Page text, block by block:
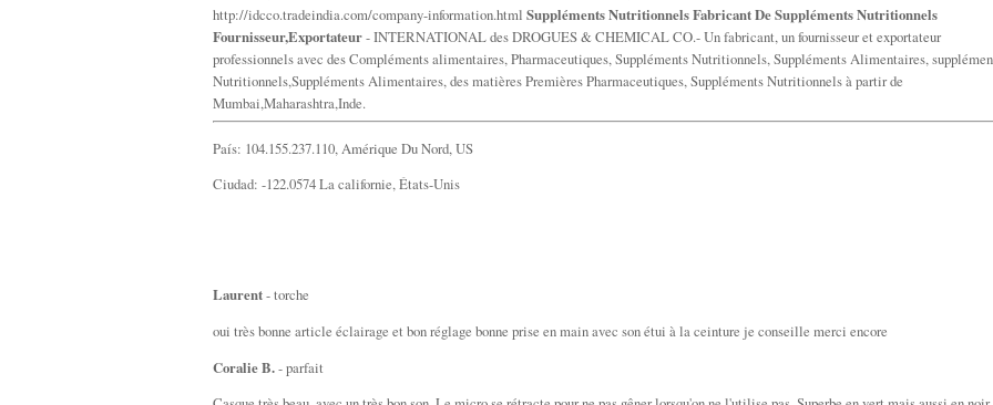
http://idcco.tradeindia.com/company-information.html Suppléments Nutritionnels Fabricant De Suppléments Nutritionnels
Fournisseur,Exportateur- INTERNATIONAL des DROGUES & CHEMICAL CO.- Un fabricant, un fournisseur et exportateur
professionnels avec des Compléments alimentaires, Pharmaceutiques, Suppléments Nutritionnels, Suppléments Alimentaires,
Nutritionnels,Suppléments Alimentaires, des matières Premières Pharmaceutiques, Suppléments Nutritionnels à partir de
Mumbai,Maharashtra,Inde.
País: 104.155.237.110, Amérique Du Nord, US
Ciudad: -122.0574 La californie, États-Unis
Laurent- torche
oui très bonne article éclairage et bon réglage bonne prise en main avec son étui à la ceinture je conseille merci encore
Coralie B.- parfait